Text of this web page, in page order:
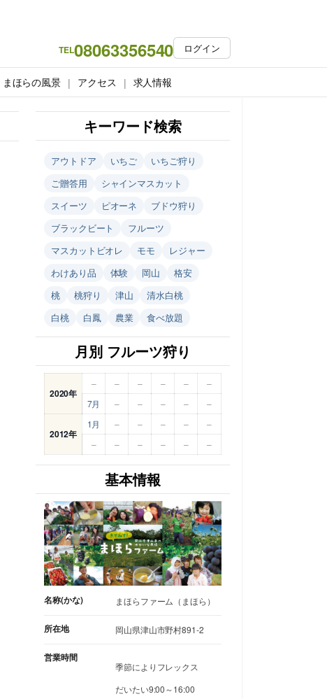
TEL08063356540 ログイン
まほらの風景 アクセス 求人情報
キーワード検索
アウトドア いちご
いちご狩り
ご贈答用
シャインマスカット
スイーツ
ピオーネ
ブドウ狩り
ブラックビート
フルーツ
マスカットビオレ
モモ
レジャー
わけあり品
体験 岡山
格安
桃
桃狩り 津山
清水白桃
白桃
白鳳 農業 食べ放題
月別 フルーツ狩り
2020年
– – – – –
–
7月
– – – – –
2012年
1月 – – – –
–
–
– – – – –
基本情報
名称(かな) まほらファーム（まほら）
所在地 岡山県津山市野村891-2
営業時間
季節によりフレックス
だいたい9:00～16:00